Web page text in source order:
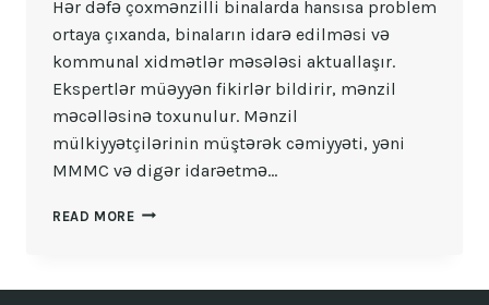
Hər dəfə çoxmənzilli binalarda hansısa problem
ortaya çıxanda, binaların idarə edilməsi və
kommunal xidmətlər məsələsi aktuallaşır.
Ekspertlər müəyyən fikirlər bildirir, mənzil
məcəlləsinə toxunulur. Mənzil
mülkiyyətçilərinin müştərək cəmiyyəti, yəni
MMMC və digər idarəetmə…
READ MORE BINALARIN